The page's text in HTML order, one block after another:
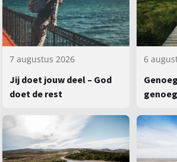
7 augustus 2026
Jij doet jouw deel – God
doet de rest
6